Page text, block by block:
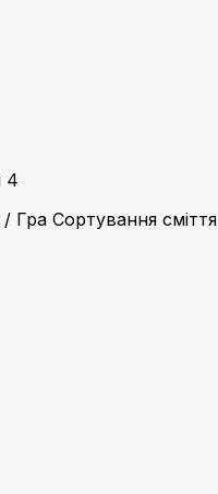
/ Гра Сортування сміття